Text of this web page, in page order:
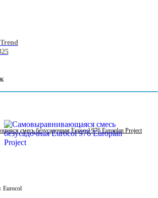
смесь безусадочная Eurocol 976 Europlan Project
Eurocol